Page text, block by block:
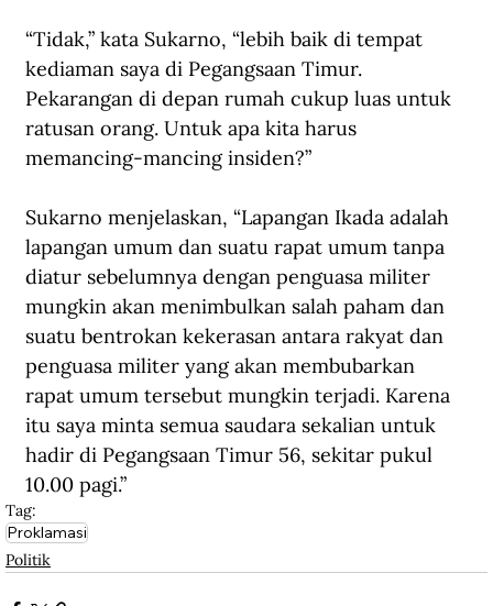
“Tidak,” kata Sukarno, “lebih baik di tempat
kediaman saya di Pegangsaan Timur.
Pekarangan di depan rumah cukup luas untuk
ratusan orang. Untuk apa kita harus
memancing-mancing insiden?”
Sukarno menjelaskan, “Lapangan Ikada adalah
lapangan umum dan suatu rapat umum tanpa
diatur sebelumnya dengan penguasa militer
mungkin akan menimbulkan salah paham dan
suatu bentrokan kekerasan antara rakyat dan
penguasa militer yang akan membubarkan
rapat umum tersebut mungkin terjadi. Karena
itu saya minta semua saudara sekalian untuk
hadir di Pegangsaan Timur 56, sekitar pukul
10.00 pagi.”
Tag:
Proklamasi
Politik